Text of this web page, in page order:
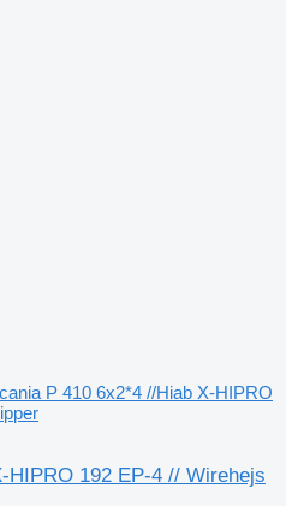
P 410 6x2*4 //Hiab X-HIPRO
HIPRO 192 EP-4 // Wirehejs